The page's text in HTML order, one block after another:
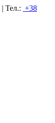
| Тел.: +38